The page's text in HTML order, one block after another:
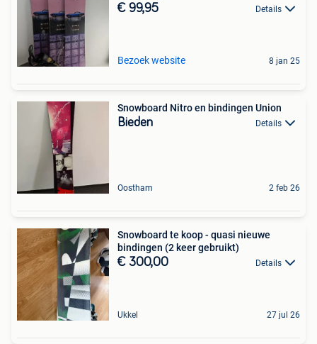
€ 99,95 Details
Bezoek website 8 jan 25
Snowboard Nitro en bindingen Union
Bieden Details
Oostham 2 feb 26
Snowboard te koop - quasi nieuwe
bindingen (2 keer gebruikt)
€ 300,00 Details
Ukkel 27 jul 26